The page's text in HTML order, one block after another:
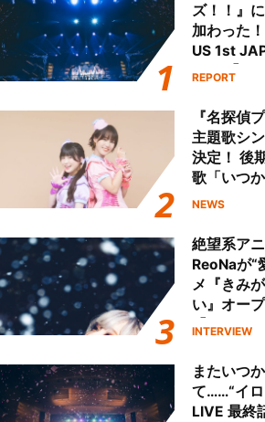
ズ！！』
加わった
US 1st
Final「
ート!!
REPORT
『名探偵
主題歌シ
決定！ 後
歌「いつ
える」TV
NEWS
絶望系ア
ReoNaが“
メ『きみ
い』オー
「Amore
INTERVIEW
またいつ
て……“イ
LIVE 最終